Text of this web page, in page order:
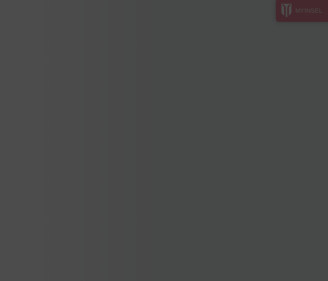
MYINSEL